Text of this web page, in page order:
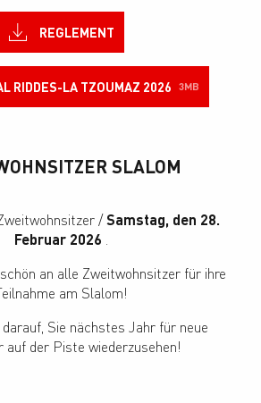
REGLEMENT
RIDDES-LA TZOUMAZ 2026 3MB
SLALOM
/ Samstag, den 28.
Februar 2026
an alle Zweitwohnsitzer für ihre
am Slalom!
Sie nächstes Jahr für neue
auf der Piste wiederzusehen!